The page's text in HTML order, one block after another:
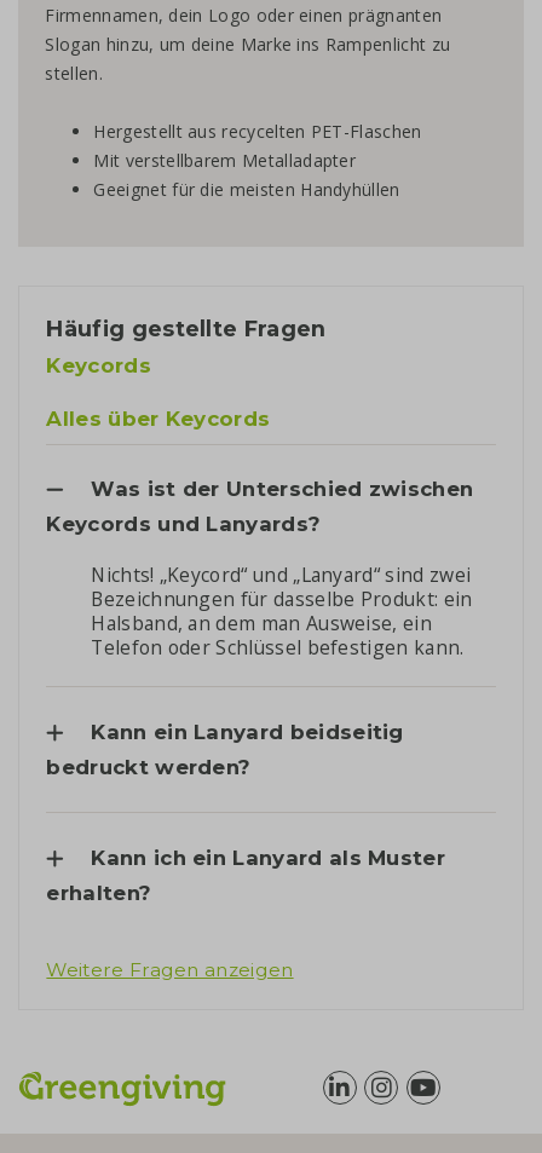
Firmennamen, dein Logo oder einen prägnanten
Slogan hinzu, um deine Marke ins Rampenlicht zu
stellen.
Hergestellt aus recycelten PET-Flaschen
Mit verstellbarem Metalladapter
Geeignet für die meisten Handyhüllen
Häufig gestellte Fragen
Keycords
Alles über Keycords
Was ist der Unterschied zwischen
Keycords und Lanyards?
Nichts! „Keycord“ und „Lanyard“ sind zwei
Bezeichnungen für dasselbe Produkt: ein
Halsband, an dem man Ausweise, ein
Telefon oder Schlüssel befestigen kann.
Kann ein Lanyard beidseitig
bedruckt werden?
Kann ich ein Lanyard als Muster
erhalten?
Weitere Fragen anzeigen